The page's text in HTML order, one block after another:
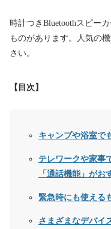
時計つきBluetoothスピーカ
ものがあります。人気の
さい。
【目次】
キャンプや浴室で
テレワークや家事
「通話機能」がお
緊急時にも使える
さまざまなデバイ